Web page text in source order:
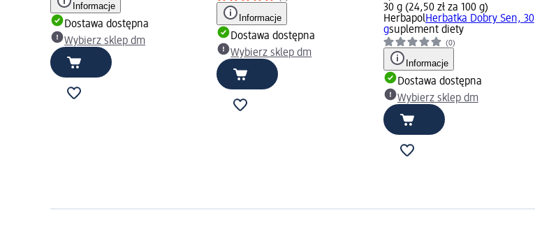
Informacje
Dostawa dostępna
Wybierz sklep dm
Informacje
Dostawa dostępna
Wybierz sklep dm
30 g (24,50 zł za 100 g)
HerbapolHerbatka Dobry Sen, 30
gsuplement diety
(0)
Informacje
Dostawa dostępna
Wybierz sklep dm